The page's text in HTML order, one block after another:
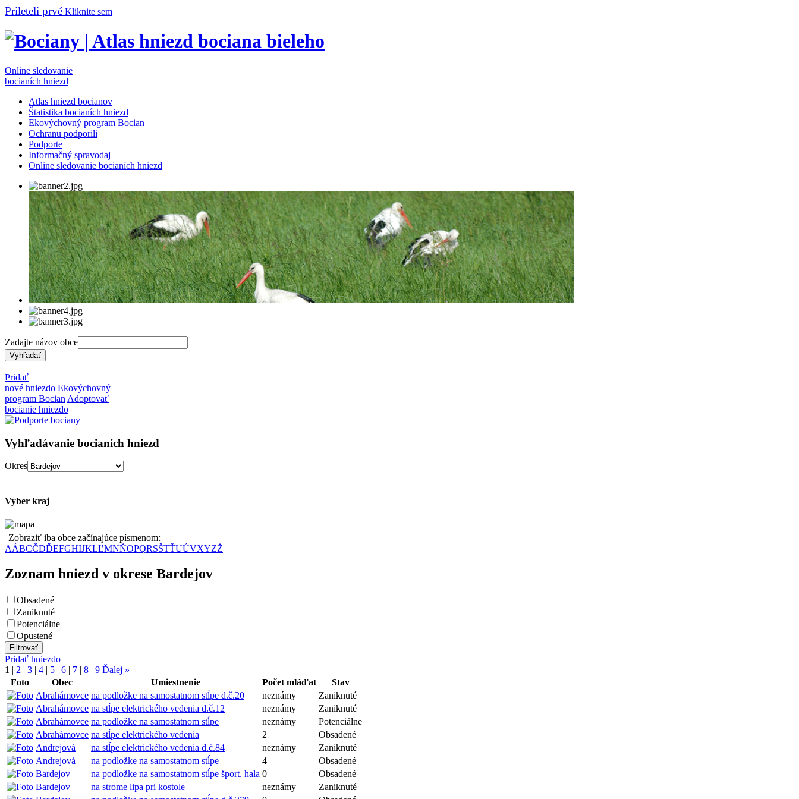
Prileteli prvé Kliknite sem
Online sledovanie
bocianích hniezd
Atlas hniezd bocianov
Štatistika bocianích hniezd
Ekovýchovný program Bocian
Ochranu podporili
Podporte
Informačný spravodaj
Online sledovanie bocianích hniezd
Zadajte názov obce
Pridať
nové hniezdo Ekovýchovný
program Bocian Adoptovať
bocianie hniezdo
Vyhľadávanie bocianích hniezd
Okres
Vyber kraj
Zobraziť iba obce začínajúce písmenom:
AÁBCČDĎEFGHIJKLĽMNŇOPQRSŠTŤUÚVXYZŽ
Zoznam hniezd v okrese Bardejov
Obsadené
Zaniknuté
Potenciálne
Opustené
Pridať hniezdo
1 | 2 | 3 | 4 | 5 | 6 | 7 | 8 | 9 Ďalej »
Foto
Obec Umiestnenie Počet mláďat
Stav
Abrahámovce na podložke na samostatnom stĺpe d.č.20 neznámy
Zaniknuté
Abrahámovce na stĺpe elektrického vedenia d.č.12 neznámy
Zaniknuté
Abrahámovce na podložke na samostatnom stĺpe neznámy
Potenciálne
Abrahámovce na stĺpe elektrického vedenia 2
Obsadené
Andrejová
na stĺpe elektrického vedenia d.č.84 neznámy
Zaniknuté
Andrejová
na podložke na samostatnom stĺpe 4
Obsadené
Bardejov
na podložke na samostatnom stĺpe šport. hala 0
Obsadené
Bardejov
na strome lipa pri kostole neznámy
Zaniknuté